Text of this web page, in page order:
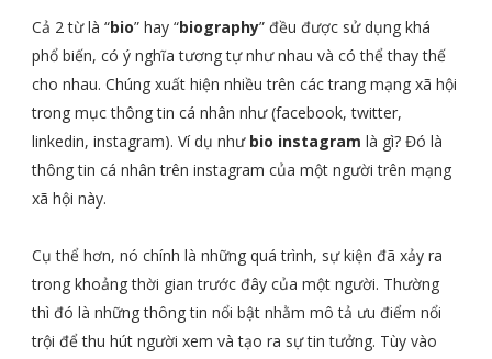
Cả 2 từ là “bio” hay “biography” đều được sử dụng khá
phổ biến, có ý nghĩa tương tự như nhau và có thể thay thế
cho nhau. Chúng xuất hiện nhiều trên các trang mạng xã hội
trong mục thông tin cá nhân như (facebook, twitter,
linkedin, instagram). Ví dụ như bio instagram là gì? Đó là
thông tin cá nhân trên instagram của một người trên mạng
xã hội này.
Cụ thể hơn, nó chính là những quá trình, sự kiện đã xảy ra
trong khoảng thời gian trước đây của một người. Thường
thì đó là những thông tin nổi bật nhằm mô tả ưu điểm nổi
trội để thu hút người xem và tạo ra sự tin tưởng. Tùy vào